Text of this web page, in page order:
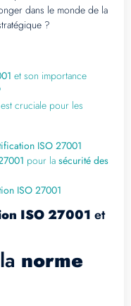
dans le monde de la
?
et son importance
est cruciale pour les
ISO 27001
pour la sécurité des
ISO 27001
ISO 27001 et
norme